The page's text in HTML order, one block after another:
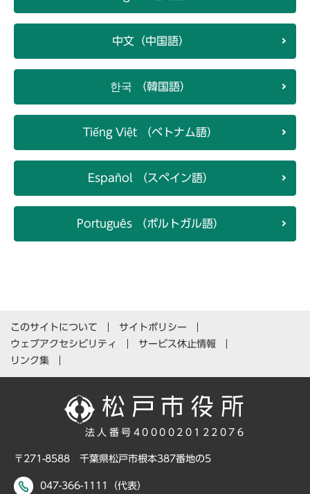
中文（中国語）
한국 （韓国語）
Tiếng Việt （ベトナム語）
Español （スペイン語）
Português （ポルトガル語）
このサイトについて
サイトポリシー
ウェブアクセシビリティ
サービス休止情報
リンク集
法人番号4000020122076
〒271-8588 千葉県松戸市根本387番地の5
047-366-1111（代表）